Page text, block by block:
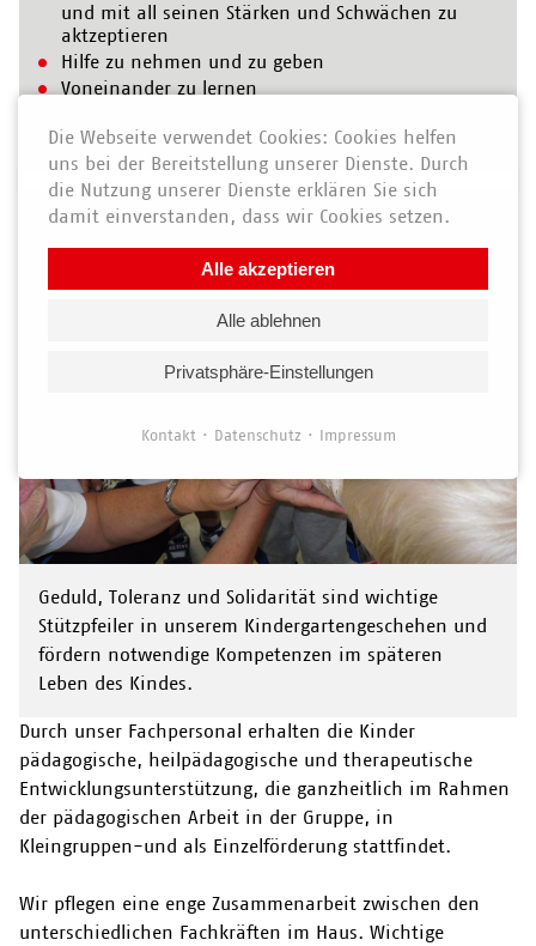
und mit all seinen Stärken und Schwächen zu
aktzeptieren
Hilfe zu nehmen und zu geben
Voneinander zu lernen
finden
Geduld, Toleranz und Solidarität sind wichtige
Stützpfeiler in unserem Kindergartengeschehen und
fördern notwendige Kompetenzen im späteren
Leben des Kindes.
Durch unser Fachpersonal erhalten die Kinder
pädagogische, heilpädagogische und therapeutische
Entwicklungsunterstützung, die ganzheitlich im Rahmen
der pädagogischen Arbeit in der Gruppe, in
Kleingruppen-und als Einzelförderung stattfindet.
Wir pflegen eine enge Zusammenarbeit zwischen den
unterschiedlichen Fachkräften im Haus. Wichtige
Die Webseite verwendet Cookies: Cookies helfen
uns bei der Bereitstellung unserer Dienste. Durch
die Nutzung unserer Dienste erklären Sie sich
damit einverstanden, dass wir Cookies setzen.
Alle akzeptieren
Alle ablehnen
Privatsphäre-Einstellungen
Kontakt Datenschutz Impressum